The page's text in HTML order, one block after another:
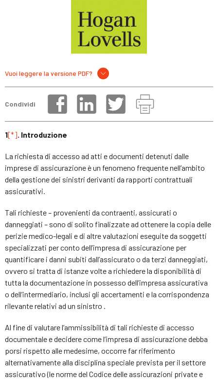
Vuoi leggere la versione PDF?
Condividi
1[*] . Introduzione
La richiesta di accesso ad atti e documenti detenuti dalle
imprese di assicurazione è un fenomeno frequente nell’ambito
della gestione dei sinistri derivanti da rapporti contrattuali
assicurativi.
Tali richieste – provenienti da contraenti, assicurati o
danneggiati – sono di solito finalizzate ad ottenere la copia delle
perizie medico-legali e di altre valutazioni eseguite da soggetti
specializzati per conto dell’impresa di assicurazione per
quantificare i danni subiti dall’assicurato o da terzi danneggiati,
ovvero si tratta di istanze volte a richiedere la disponibilità di
tutta la documentazione in possesso dell’impresa assicurativa
o dell’intermediario, inclusi gli accertamenti e la corrispondenza
rilevante relativi ad un sinistro .
Al fine di valutare l’ammissibilità di tali richieste di accesso
documentale e decidere come l’impresa di assicurazione debba
porsi rispetto alle medesime, occorre far riferimento
alternativamente alla disciplina speciale prevista per il settore
assicurativo (le norme del Codice delle assicurazioni private e